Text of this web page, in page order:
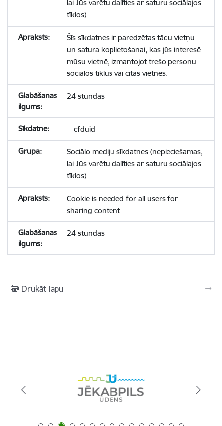
lai Jūs varētu dalīties ar saturu sociālajos
tīklos)
Šīs sīkdatnes ir paredzētas tādu vietņu
un satura koplietošanai, kas jūs interesē
mūsu vietnē, izmantojot trešo personu
sociālos tīklus vai citas vietnes.
24 stundas
__cfduid
Sociālo mediju sīkdatnes (nepieciešamas,
lai Jūs varētu dalīties ar saturu sociālajos
tīklos)
Cookie is needed for all users for
sharing content
24 stundas
Drukāt lapu